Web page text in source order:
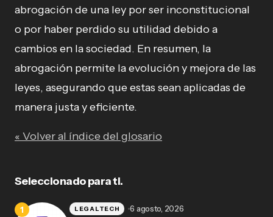
abrogación de una ley por ser inconstitucional
o por haber perdido su utilidad debido a
cambios en la sociedad. En resumen, la
abrogación permite la evolución y mejora de las
leyes, asegurando que estas sean aplicadas de
manera justa y eficiente.
« Volver al índice del glosario
Seleccionado para ti.
LEGALTECH 6 agosto, 2026